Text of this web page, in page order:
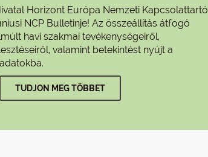
Horizont Európa Nemzeti Kapcsolattartó
NCP Bulletinje! Az összeállítás átfogó
havi szakmai tevékenységeiről,
valamint betekintést nyújt a
TUDJON MEG TÖBBET